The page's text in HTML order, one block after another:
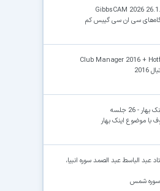
GibbsCAM 2026
سی ان سی گیبس کم
Club Manager 2016 +
- 26 جلسه
با موضوع اینک بهار
عبد الباسط عبد الصمد سوره انبیا،
سوره شمس